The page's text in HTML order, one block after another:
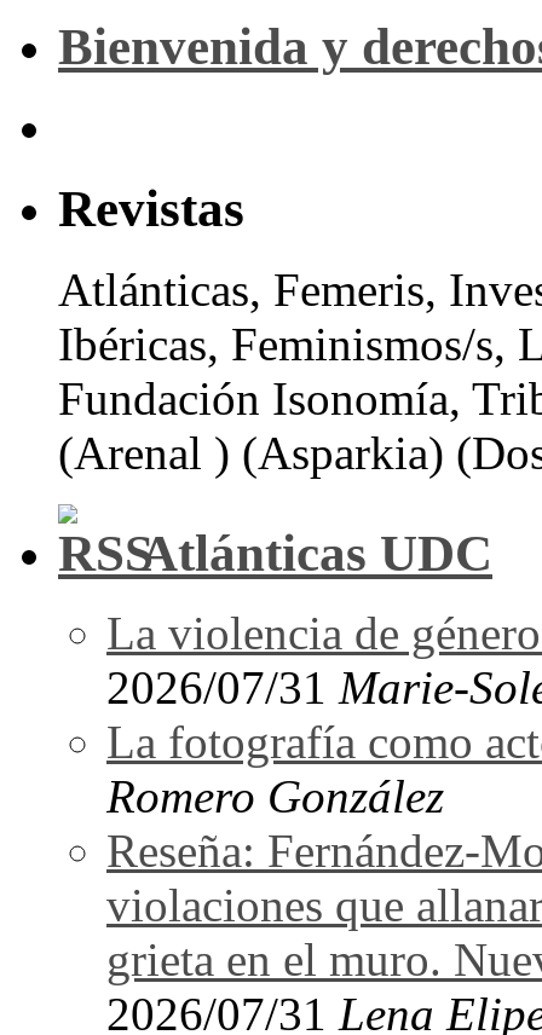
Bienvenida y
Revistas
Atlánticas, Femeris,
Ibéricas, Feminismos/s,
Fundación Isonomía,
(Arenal ) (Asparkia)
Atlánticas UDC
La violencia de
2026/07/31 Marie-
La fotografía como
Romero González
Reseña: Fernández-
violaciones que
grieta en el muro.
2026/07/31 Lena